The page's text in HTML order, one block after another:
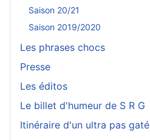
Saison 20/21
Saison 2019/2020
Les phrases chocs
Presse
Les éditos
Le billet d'humeur de S R G
Itinéraire d'un ultra pas gaté